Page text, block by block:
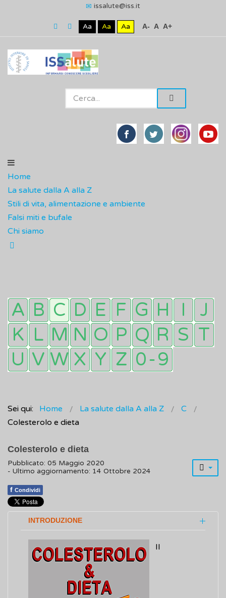
issalute@iss.it
Aa Aa Aa A- A A+
Home
La salute dalla A alla Z
Stili di vita, alimentazione e ambiente
Falsi miti e bufale
Chi siamo
Sei qui: Home La salute dalla A alla Z
C
Colesterolo e dieta
Colesterolo e dieta
Pubblicato: 05 Maggio 2020
- Ultimo aggiornamento: 14 Ottobre 2024
f Condividi
INTRODUZIONE
Il